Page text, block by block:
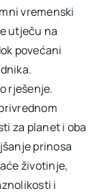
vremenski
utječu na
povećani
rješenje.
za planet i oba
prinosa
životinje,
i